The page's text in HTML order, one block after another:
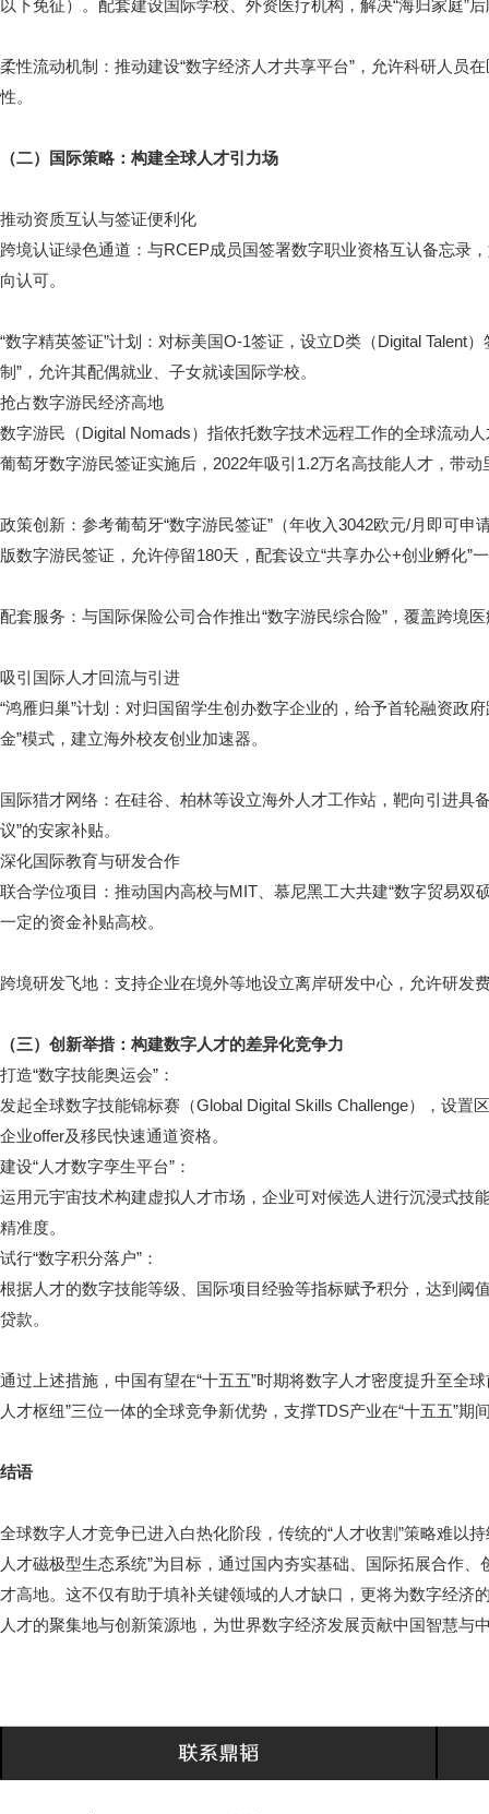
以下免征）。配套建设国际学校、外资医疗机构，解决“海归家庭”
柔性流动机制：推动建设“数字经济人才共享平台”，允许科研人员
性。
（二）国际策略：构建全球人才引力场
推动资质互认与签证便利化
跨境认证绿色通道：与RCEP成员国签署数字职业资格互认备忘录
向认可。
“数字精英签证”计划：对标美国O-1签证，设立D类（Digital Talent
制”，允许其配偶就业、子女就读国际学校。
抢占数字游民经济高地
数字游民（Digital Nomads）指依托数字技术远程工作的全球流动
葡萄牙数字游民签证实施后，2022年吸引1.2万名高技能人才，带
政策创新：参考葡萄牙“数字游民签证”（年收入3042欧元/月即可申
版数字游民签证，允许停留180天，配套设立“共享办公+创业孵化”
配套服务：与国际保险公司合作推出“数字游民综合险”，覆盖跨境
吸引国际人才回流与引进
“鸿雁归巢”计划：对归国留学生创办数字企业的，给予首轮融资政
金”模式，建立海外校友创业加速器。
国际猎才网络：在硅谷、柏林等设立海外人才工作站，靶向引进具
议”的安家补贴。
深化国际教育与研发合作
联合学位项目：推动国内高校与MIT、慕尼黑工大共建“数字贸易双
一定的资金补贴高校。
跨境研发飞地：支持企业在境外等地设立离岸研发中心，允许研发
（三）创新举措：构建数字人才的差异化竞争力
打造“数字技能奥运会”：
发起全球数字技能锦标赛（Global Digital Skills Challenge），设
企业offer及移民快速通道资格。
建设“人才数字孪生平台”：
运用元宇宙技术构建虚拟人才市场，企业可对候选人进行沉浸式技
精准度。
试行“数字积分落户”：
根据人才的数字技能等级、国际项目经验等指标赋予积分，达到阈
贷款。
通过上述措施，中国有望在“十五五”时期将数字人才密度提升至全
人才枢纽”三位一体的全球竞争新优势，支撑TDS产业在“十五五”期
结语
全球数字人才竞争已进入白热化阶段，传统的“人才收割”策略难以
人才磁极型生态系统”为目标，通过国内夯实基础、国际拓展合作
才高地。这不仅有助于填补关键领域的人才缺口，更将为数字经济
人才的聚集地与创新策源地，为世界数字经济发展贡献中国智慧与